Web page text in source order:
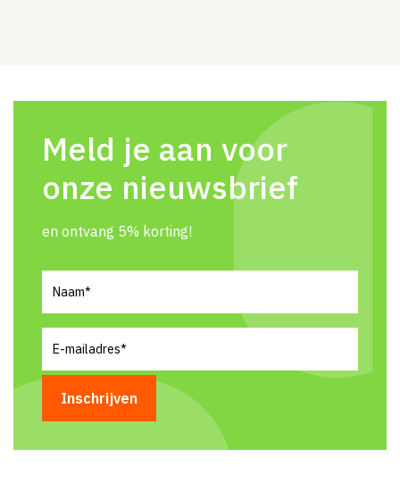
Meld je aan voor
onze nieuwsbrief
en ontvang 5% korting!
mailadres(Vereist)